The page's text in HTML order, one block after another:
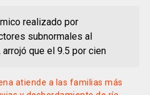
realizado por
subnormales al
que el 9.5 por cien
atiende a las familias más